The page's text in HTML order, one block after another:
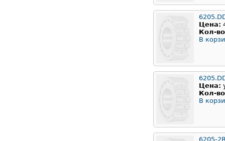
Цена:
Кол-
В
Цена:
Кол-
В
6205-